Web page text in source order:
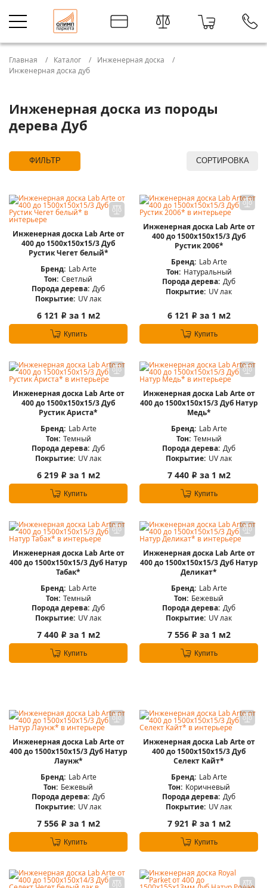
Главная Каталог
Инженерная доска
Инженерная доска дуб
Инженерная доска из породы
дерева Дуб
ФИЛЬТР СОРТИРОВКА
Инженерная доска Lab Arte от
400 до 1500х150х15/3 Дуб
Рустик Чегет белый*
Бренд: Lab Arte
Тон: Светлый
Порода дерева: Дуб
Покрытие: UV лак
6 121 i за 1 м2
Купить
Инженерная доска Lab Arte от
400 до 1500х150х15/3 Дуб
Рустик 2006*
Бренд: Lab Arte
Тон: Натуральный
Порода дерева: Дуб
Покрытие: UV лак
6 121 i за 1 м2
Купить
Инженерная доска Lab Arte от
400 до 1500х150х15/3 Дуб
Рустик Ариста*
Бренд: Lab Arte
Тон: Темный
Порода дерева: Дуб
Покрытие: UV лак
6 219 i за 1 м2
Купить
Инженерная доска Lab Arte от
400 до 1500х150х15/3 Дуб Натур
Медь*
Бренд: Lab Arte
Тон: Темный
Порода дерева: Дуб
Покрытие: UV лак
7 440 i за 1 м2
Купить
Инженерная доска Lab Arte от
400 до 1500х150х15/3 Дуб Натур
Табак*
Бренд: Lab Arte
Тон: Темный
Порода дерева: Дуб
Покрытие: UV лак
7 440 i за 1 м2
Купить
Инженерная доска Lab Arte от
400 до 1500х150х15/3 Дуб Натур
Деликат*
Бренд: Lab Arte
Тон: Бежевый
Порода дерева: Дуб
Покрытие: UV лак
7 556 i за 1 м2
Купить
Инженерная доска Lab Arte от
400 до 1500х150х15/3 Дуб Натур
Лаунж*
Бренд: Lab Arte
Тон: Бежевый
Порода дерева: Дуб
Покрытие: UV лак
7 556 i за 1 м2
Купить
Инженерная доска Lab Arte от
400 до 1500х150х15/3 Дуб
Селект Кайт*
Бренд: Lab Arte
Тон: Коричневый
Порода дерева: Дуб
Покрытие: UV лак
7 921 i за 1 м2
Купить